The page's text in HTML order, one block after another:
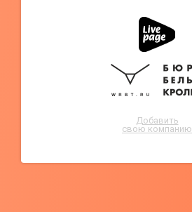
Добавить
свою компанию